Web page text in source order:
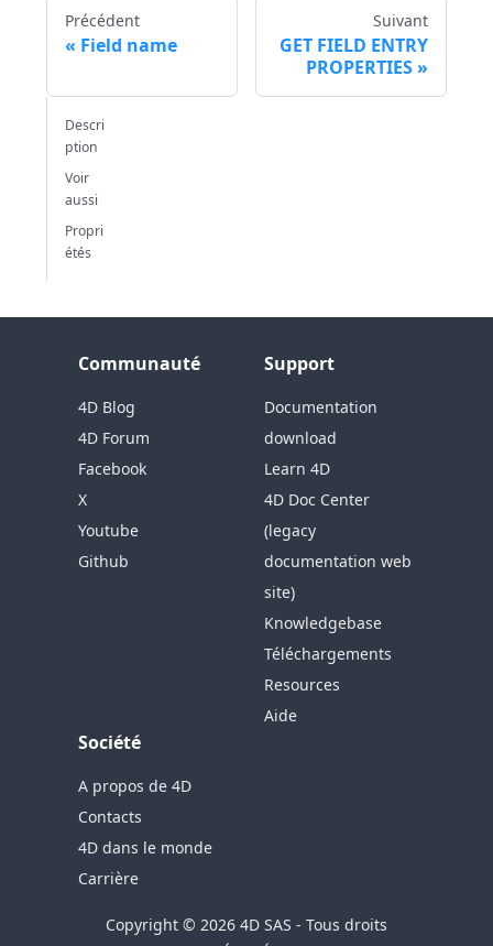
Précédent
Field name
Suivant
GET FIELD ENTRY
PROPERTIES
Descri
ption
Voir
aussi
Propri
étés
Communauté
4D Blog
4D Forum
Facebook
X
Youtube
Github
Support
Documentation
download
Learn 4D
4D Doc Center
(legacy
documentation web
site)
Knowledgebase
Téléchargements
Resources
Aide
Société
A propos de 4D
Contacts
4D dans le monde
Carrière
Copyright © 2026 4D SAS - Tous droits